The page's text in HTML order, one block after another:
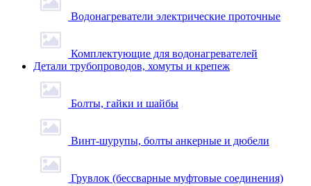
Водонагреватели электрические проточные
Комплектующие для водонагревателей
Детали трубопроводов, хомуты и крепеж
Болты, гайки и шайбы
Винт-шурупы, болты анкерные и дюбели
Грувлок (бессварные муфтовые соединения)